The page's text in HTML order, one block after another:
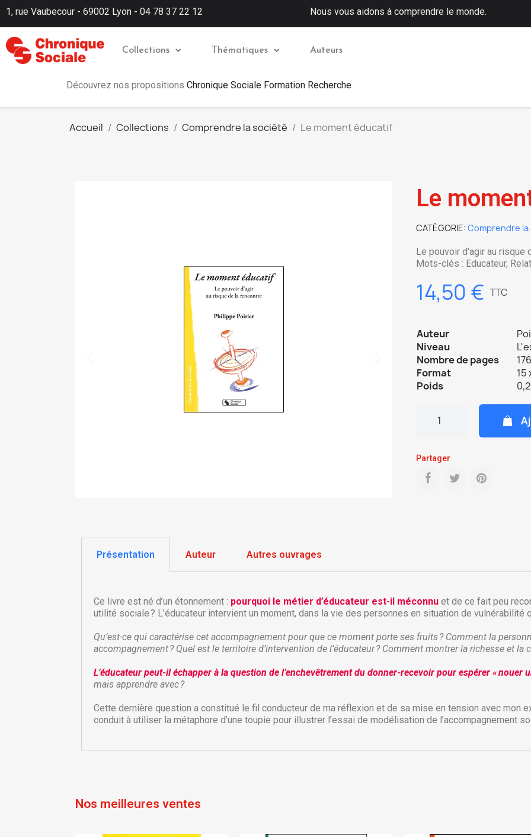
Ajouter à ma liste d'envies
Nom de la liste d'envies
Vous devez être connecté pour ajouter des produits à votre liste
1, rue Vaubecour - 69002 Lyon - 04 78 37 22 12 Nous vous aidons à comprendre le monde.
Collections Thématiques Auteurs
Découvrez nos propositions Chronique Sociale Formation Recherche
Accueil Collections Comprendre la société Le moment éducatif
Le
CATÉGORIE Comprendre
Le pouvoir d'agir au risque
Mots-clés : Educateur,
14,50 € TTC
Auteur
Niveau
Nombre de pages
Format
15
Poids
Partager
Présentation Auteur Autres ouvrages
Ce livre est né d’un étonnement : pourquoi le métier d’éducateur est-il méconnu et de ce fait peu
utilité sociale ? L’éducateur intervient un moment, dans la vie des personnes en situation de vulnérabilité
Qu’est-ce qui caractérise cet accompagnement pour que ce moment porte ses fruits ? Comment la
accompagnement ? Quel est le territoire d’intervention de l’éducateur ? Comment montrer la richesse et la
L’éducateur peut-il échapper à la question de l’enchevêtrement du donner-recevoir pour espérer « nouer
mais apprendre avec ?
Cette dernière question a constitué le fil conducteur de ma réflexion et de sa mise en tension avec mon
conduit à utiliser la métaphore d’une toupie pour illustrer l’essai de modélisation de l’accompagnement
Nos meilleures ventes